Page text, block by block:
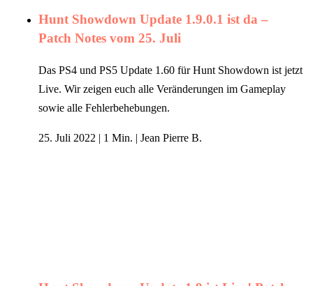
Hunt Showdown Update 1.9.0.1 ist da –
Patch Notes vom 25. Juli
Das PS4 und PS5 Update 1.60 für Hunt Showdown ist jetzt
Live. Wir zeigen euch alle Veränderungen im Gameplay
sowie alle Fehlerbehebungen.
25. Juli 2022 | 1 Min. | Jean Pierre B.